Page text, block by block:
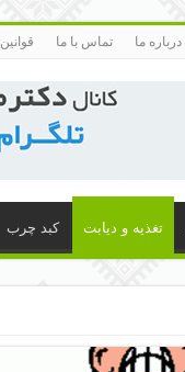
درباره ما تماس با ما قوانین
تغذیه و دیابت کبد چرب